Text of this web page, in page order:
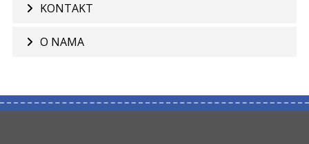
KONTAKT
O NAMA